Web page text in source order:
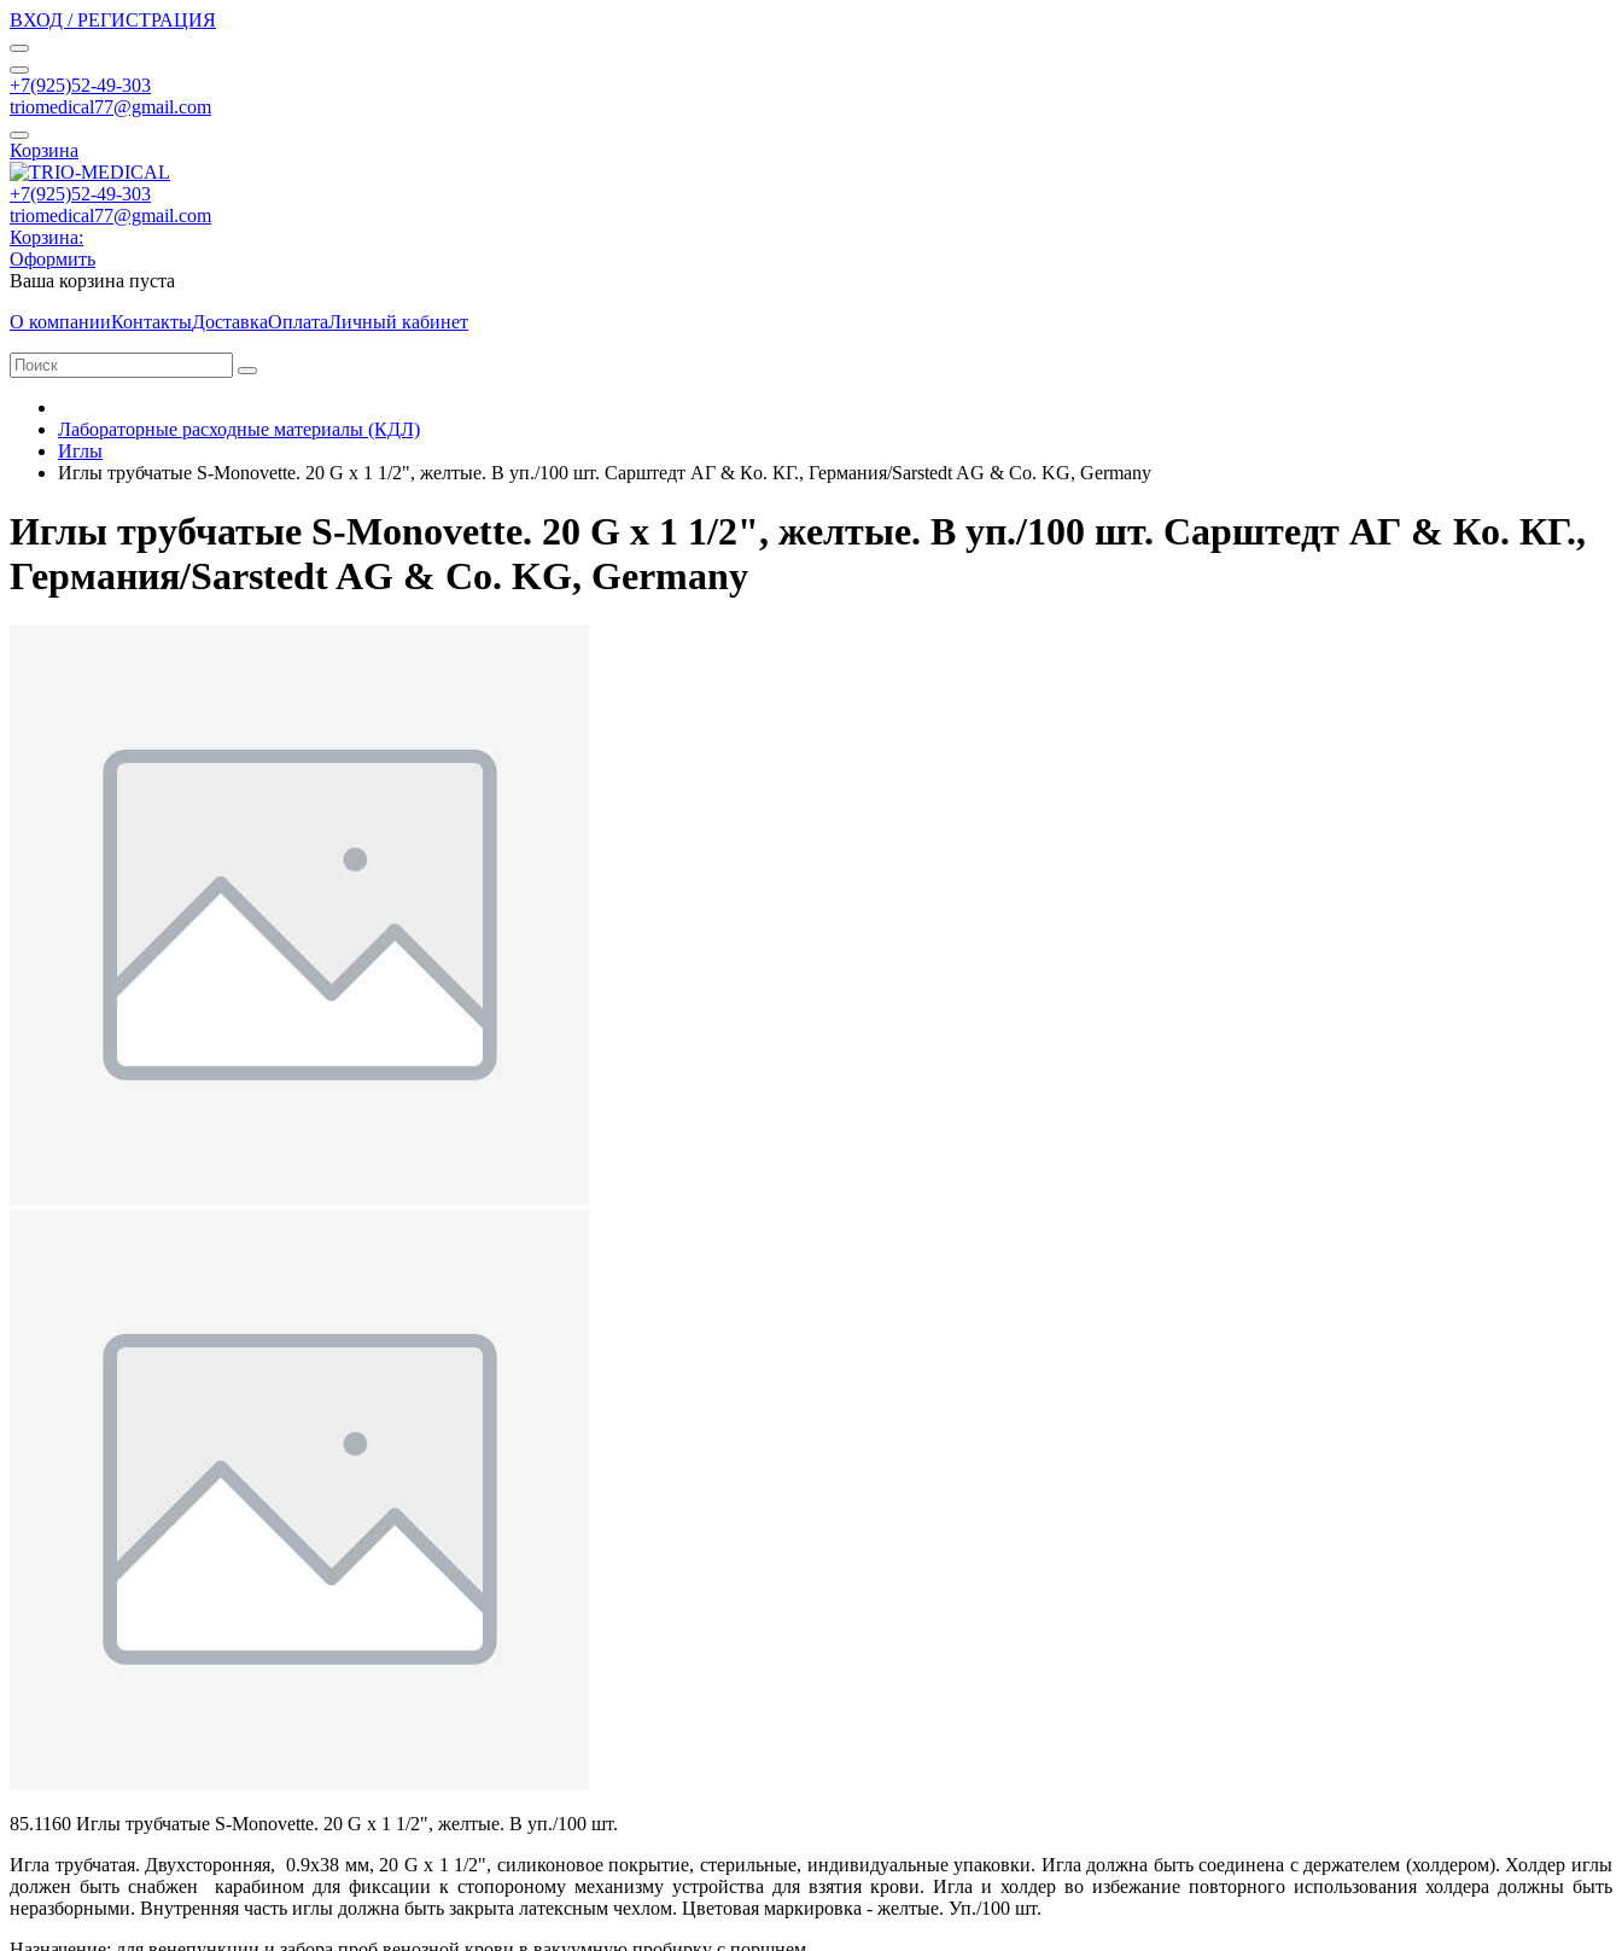
ВХОД / РЕГИСТРАЦИЯ
+7(925)52-49-303
triomedical77@gmail.com
Корзина
+7(925)52-49-303
triomedical77@gmail.com
Корзина:
Оформить
Ваша корзина пуста
О компанииКонтактыДоставкаОплатаЛичный кабинет
Лабораторные расходные материалы (КДЛ)
Иглы
Иглы трубчатые S-Monovette. 20 G x 1 1/2", желтые. В уп./100 шт. Сарштедт АГ & Кo. КГ., Германия/Sarstedt AG & Co. KG, Germany
Иглы трубчатые S-Monovette. 20 G x 1 1/2", желтые. В уп./100 шт. Сарштедт АГ & Кo. КГ.,
Германия/Sarstedt AG & Co. KG, Germany
85.1160 Иглы трубчатые S-Monovette. 20 G x 1 1/2", желтые. В уп./100 шт.
Игла трубчатая. Двухсторонняя, 0.9х38 мм, 20 G x 1 1/2", силиконовое покрытие, стерильные, индивидуальные упаковки. Игла должна быть соединена с держателем (холдером). Холдер иглы
должен быть снабжен карабином для фиксации к стопороному механизму устройства для взятия крови. Игла и холдер во избежание повторного использования холдера должны быть
неразборными. Внутренняя часть иглы должна быть закрыта латексным чехлом. Цветовая маркировка - желтые. Уп./100 шт.